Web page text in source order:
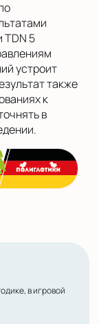
TDN 5
устроит
также
к
в
в игровой